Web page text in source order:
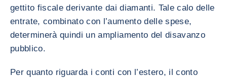
gettito fiscale derivante dai diamanti. Tale calo delle
entrate, combinato con l’aumento delle spese,
determinerà quindi un ampliamento del disavanzo
pubblico.
Per quanto riguarda i conti con l’estero, il conto